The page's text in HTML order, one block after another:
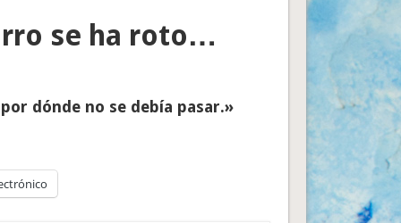
se ha roto…
dónde no se debía pasar.»